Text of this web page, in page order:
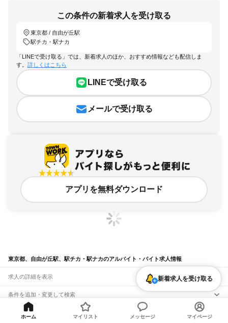
この条件の新着求人を受け取る
東京都 / 自由が丘駅
駅チカ・駅ナカ
「LINEで受け取る」では、新着求人のほか、おすすめ情報なども配信しま
す。 詳しくはこちら
LINEで受け取る
メールで受け取る
アプリを無料ダウンロード
東京都、自由が丘駅、駅チカ・駅ナカのアルバイト・バイト求人情報
求人の詳細を表示
条件を追加・変更して検索
市区町村を追加・変更
関連キーワード
新着求人を受け取る
ホーム マイリスト メッセージ マイページ